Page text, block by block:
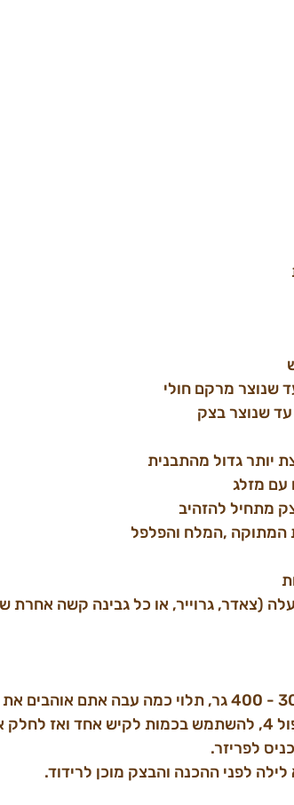
שנוצר מרקם חולי
עד שנוצר בצק
יותר גדול מהתבנית
עם מזלג
המתוקה ,המלח והפלפל
(צאדר, גרוייר, או כל גבינה קשה
משקל בצק שמספיק לקיש אחד הוא 300 - 400 גר, תלוי כמה עבה
ממליץ לעשות את המתכון של הבצק כפול 4, להשתמש בכמות לקיש אחד
לפריזר.
לפני ההכנה והבצק מוכן לרידוד.